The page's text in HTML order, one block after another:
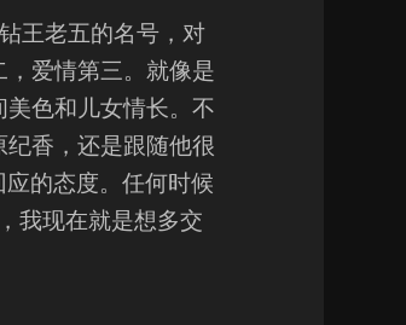
王老五的名号，对
爱情第三。就像是
色和儿女情长。不
香，还是跟随他很
的态度。任何时候
我现在就是想多交